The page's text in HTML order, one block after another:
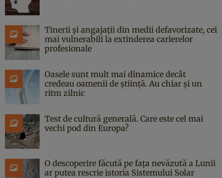
Tinerii și angajații din medii defavorizate, cei
mai vulnerabili la extinderea carierelor
profesionale
Oasele sunt mult mai dinamice decât
credeau oamenii de știință. Au chiar și un
ritm zilnic
Test de cultură generală. Care este cel mai
vechi pod din Europa?
O descoperire făcută pe fața nevăzută a Lunii
ar putea rescrie istoria Sistemului Solar